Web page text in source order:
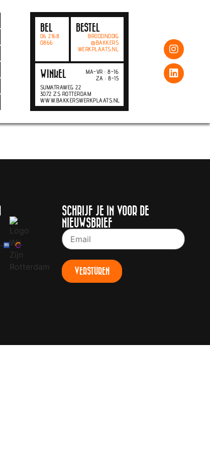
BEL
06 2168
0866
BESTEL
BROODNODIG
@BAKKERS
WERKPLAATS.NL
WINKEL
MA-VR : 8-16
ZA : 8-15
SUMATRAWEG 22
3072 ZS ROTTERDAM
WWW.BAKKERSWERKPLAATS.NL
SCHRIJF JE IN VOOR DE
NIEUWSBRIEF
VERSTUREN